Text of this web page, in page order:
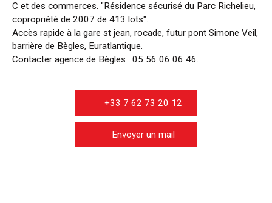
C et des commerces. "Résidence sécurisé du Parc Richelieu,
copropriété de 2007 de 413 lots".
Accès rapide à la gare st jean, rocade, futur pont Simone Veil,
barrière de Bègles, Euratlantique.
Contacter agence de Bègles : 05 56 06 06 46.
+33 7 62 73 20 12
Envoyer un mail